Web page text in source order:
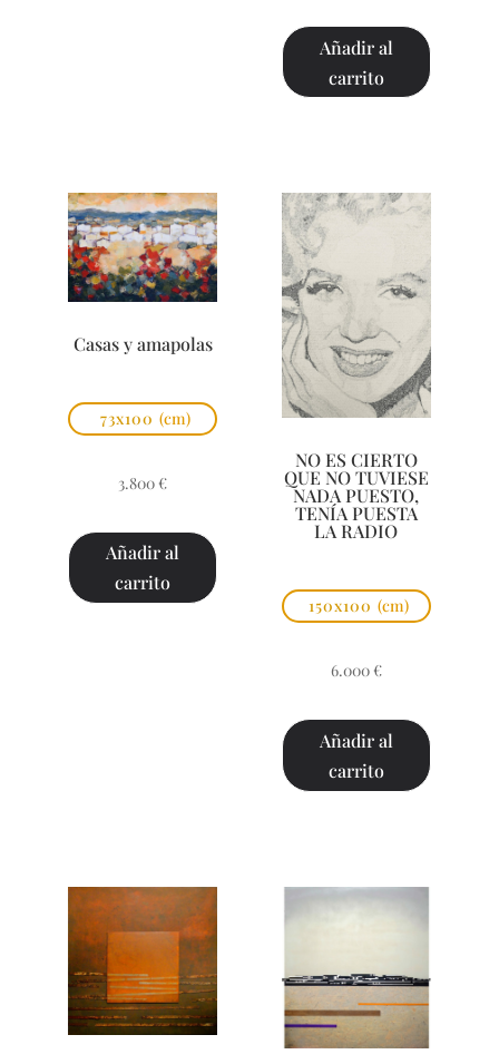
Añadir al
carrito
Casas y amapolas
73x100 (cm)
3.800 €
Añadir al
carrito
NO ES CIERTO
QUE NO TUVIESE
NADA PUESTO,
TENÍA PUESTA
LA RADIO
150x100 (cm)
6.000 €
Añadir al
carrito